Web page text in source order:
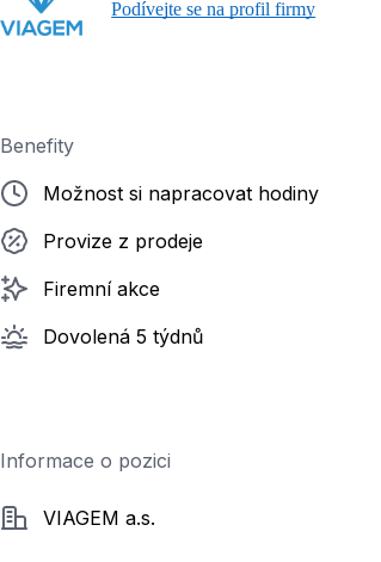
Podívejte se na profil firmy
Benefity
Možnost si napracovat hodiny
Provize z prodeje
Firemní akce
Dovolená 5 týdnů
Informace o pozici
SpolečnostVIAGEM a.s.